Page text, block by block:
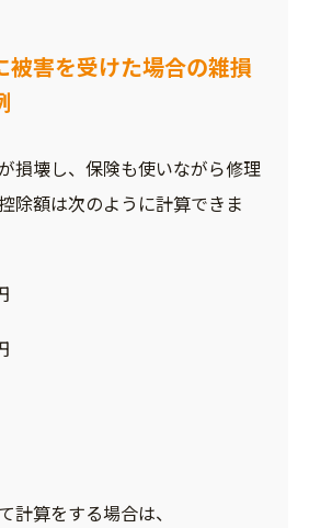
被害を受けた場合の雑損
損壊し、保険も使いながら修理
除額は次のように計算できま
算をする場合は、